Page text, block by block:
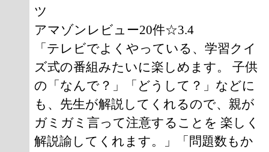
ツ
アマゾンレビュー20件☆3.4
「テレビでよくやっている、学習クイ
ズ式の番組みたいに楽しめます。 子供
の「なんで？」「どうして？」などに
も、先生が解説してくれるので、親が
ガミガミ言って注意することを 楽しく
解説諭してくれます。」「問題数もか